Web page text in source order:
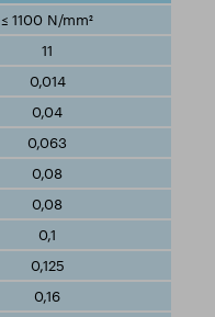
≤ 1100 N/mm²
11
0,014
0,04
0,063
0,08
0,08
0,1
0,125
0,16